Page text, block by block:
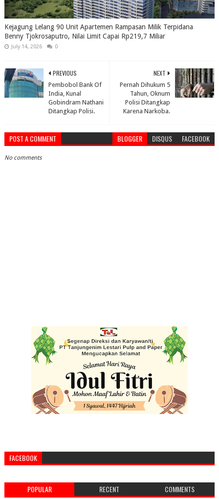
Kejagung Lelang 90 Unit Apartemen Rampasan Milik Terpidana
Benny Tjokrosaputro, Nilai Limit Capai Rp219,7 Miliar
July 14, 2026 0
NEXT
Pernah Dihukum 5
Tahun, Oknum
Polisi Ditangkap
Karena Narkoba.
PREVIOUS
Pembobol Bank Of
India, Kunal
Gobindram Nathani
Ditangkap Polisi.
POST A COMMENT BLOGGER DISQUS FACEBOOK
No comments
FACEBOOK
POPULAR RECENT COMMENTS